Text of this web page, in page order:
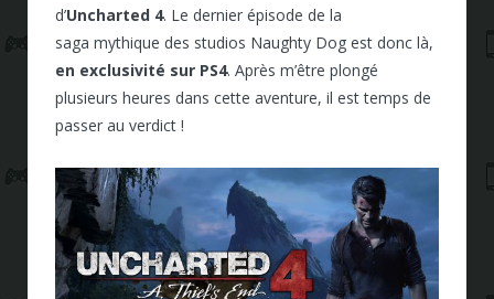
d’Uncharted 4. Le dernier épisode de la
saga mythique des studios Naughty Dog est donc là,
en exclusivité sur PS4. Après m’être plongé
plusieurs heures dans cette aventure, il est temps de
passer au verdict !